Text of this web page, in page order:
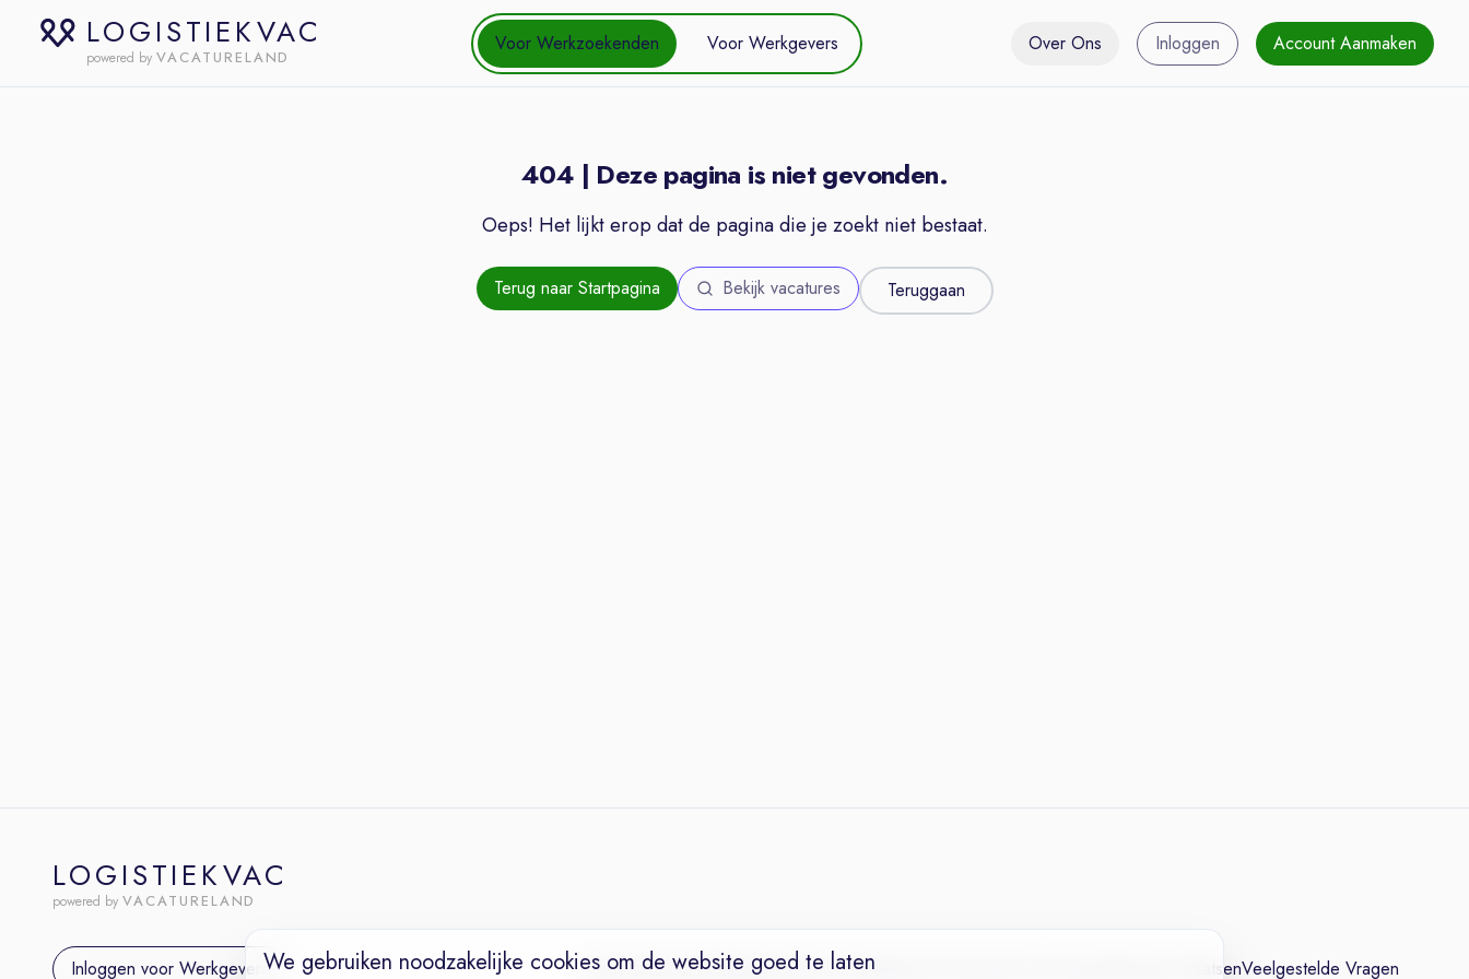
LOGISTIEKVAC
powered by VACATURELAND
Voor Werkzoekenden Voor Werkgevers Over Ons Inloggen Account Aanmaken
404 | Deze pagina is niet gevonden.
Oeps! Het lijkt erop dat de pagina die je zoekt niet bestaat.
Terug naar Startpagina Bekijk vacatures Teruggaan
LOGISTIEKVAC
powered by VACATURELAND
Inloggen voor Werkgevers VacaturesNichesWerkgeversOver OnsMaak een Succesvol CV Vacature PlaatsenVeelgestelde Vragen
We gebruiken noodzakelijke cookies om de website goed te laten